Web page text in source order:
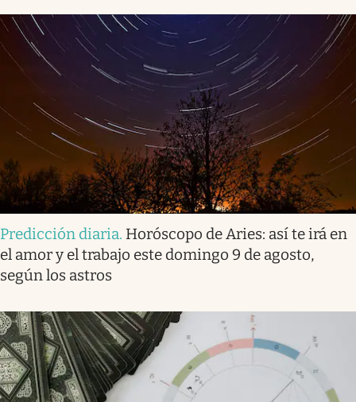
Predicción diaria. Horóscopo de Aries: así te irá en
el amor y el trabajo este domingo 9 de agosto,
según los astros